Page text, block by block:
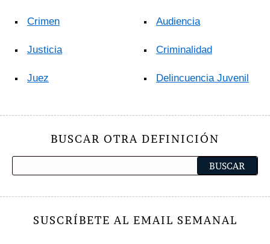
Crimen
Justicia
Juez
Audiencia
Criminalidad
Delincuencia Juvenil
BUSCAR OTRA DEFINICIÓN
SUSCRÍBETE AL EMAIL SEMANAL